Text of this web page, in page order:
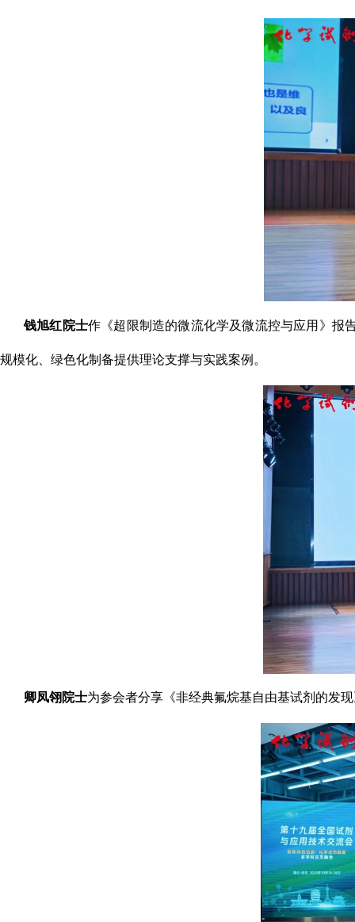
钱旭红院士作《超限制造的微流化学及微流控与应用》报
规模化、绿色化制备提供理论支撑与实践案例。
卿凤翎院士为参会者分享《非经典氟烷基自由基试剂的发